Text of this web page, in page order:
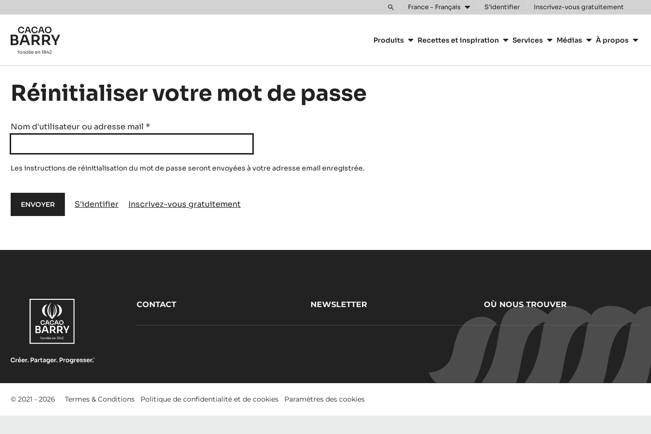
Skip to main content
Toggle
France - Français S'identifier Inscrivez-vous gratuitement
navigation
Produits Recettes et inspiration Services Médias À propos
Réinitialiser votre mot de passe
Nom d'utilisateur ou adresse mail *
Les instructions de réinitialisation du mot de passe seront envoyées à votre adresse email enregistrée.
S'identifier Inscrivez-vous gratuitement
Footer
CacaoBarry
CONTACT NEWSLETTER OÙ NOUS TROUVER
© 2021 - 2026
Footer
Termes & Conditions Politique de confidentialité et de cookies Paramètres des cookies